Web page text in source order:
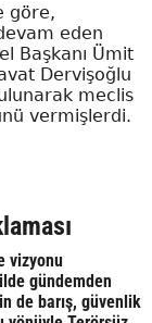
göre,
eden
Başkanı Ümit
Dervişoğlu
meclis
vermişlerdi.
vizyonu
gündemden
de barış, güvenlik